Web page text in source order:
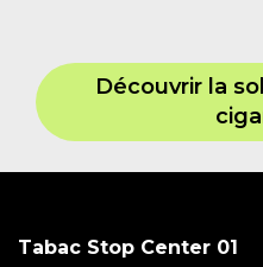
Découvrir la
Tabac Stop Center 01